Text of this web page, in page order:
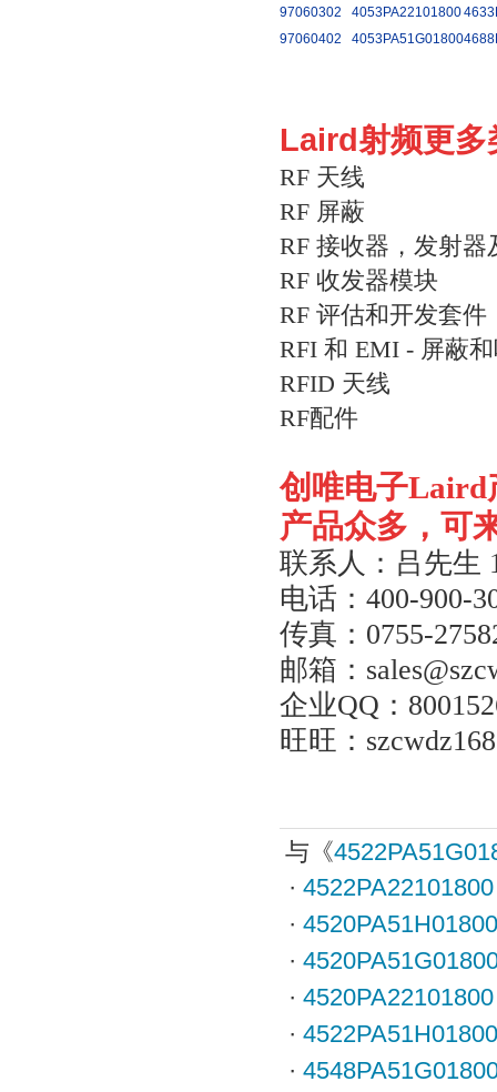
97060302 4053PA22101800
97060402
4053PA51G01800
Laird射频更多
RF 天线
RF 屏蔽
RF 接收器，发射
RF 收发器模块
RF 评估和开发套件
RFI 和 EMI - 屏蔽
RFID 天线
RF配件
创唯电子Laird
产品众多，可
联系人：吕先生
电话： 400-900-
传真： 0755-
邮箱：
企业QQ ：
旺旺：
与《
· 4522PA22101800
· 4520PA51H01800
·
· 4520PA22101800
· 4522PA51H01800
·